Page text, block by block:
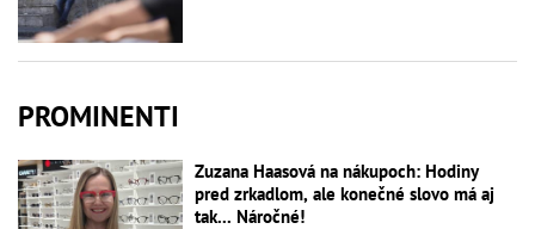
PROMINENTI
Zuzana Haasová na nákupoch: Hodiny
pred zrkadlom, ale konečné slovo má aj
tak... Náročné!